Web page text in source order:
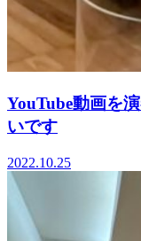
YouTube動画を
いです
2022.10.25